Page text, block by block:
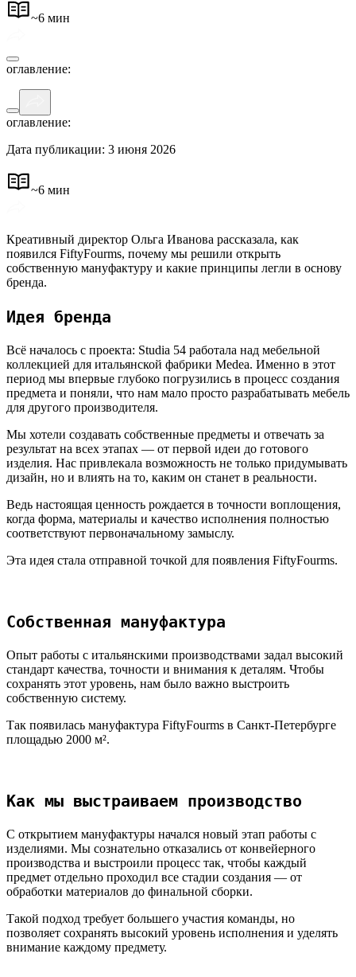
~6 мин
оглавление:
оглавление:
Дата публикации: 3 июня 2026
~6 мин
Креативный директор Ольга Иванова рассказала, как
появился FiftyFourms, почему мы решили открыть
собственную мануфактуру и какие принципы легли в основу
бренда.
Идея бренда
Всё началось с проекта: Studia 54 работала над мебельной
коллекцией для итальянской фабрики Medea. Именно в этот
период мы впервые глубоко погрузились в процесс создания
предмета и поняли, что нам мало просто разрабатывать мебель
для другого производителя.
Мы хотели создавать собственные предметы и отвечать за
результат на всех этапах — от первой идеи до готового
изделия. Нас привлекала возможность не только придумывать
дизайн, но и влиять на то, каким он станет в реальности.
Ведь настоящая ценность рождается в точности воплощения,
когда форма, материалы и качество исполнения полностью
соответствуют первоначальному замыслу.
Эта идея стала отправной точкой для появления FiftyFourms.
Собственная мануфактура
Опыт работы с итальянскими производствами задал высокий
стандарт качества, точности и внимания к деталям. Чтобы
сохранять этот уровень, нам было важно выстроить
собственную систему.
Так появилась мануфактура FiftyFourms в Санкт-Петербурге
площадью 2000 м².
Как мы выстраиваем производство
С открытием мануфактуры начался новый этап работы с
изделиями. Мы сознательно отказались от конвейерного
производства и выстроили процесс так, чтобы каждый
предмет отдельно проходил все стадии создания — от
обработки материалов до финальной сборки.
Такой подход требует большего участия команды, но
позволяет сохранять высокий уровень исполнения и уделять
внимание каждому предмету.